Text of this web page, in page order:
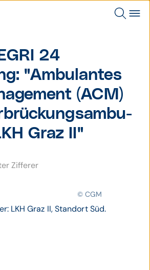
24
"Ambu­lantes
(ACM)
Graz II"
Zifferer
© CGM
LKH Graz II, Standort Süd.